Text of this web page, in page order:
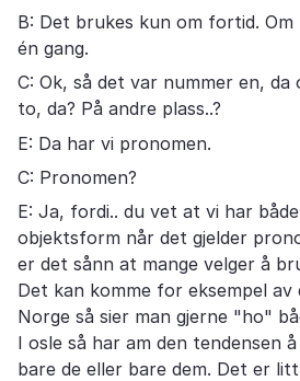
B: Det brukes kun om fortid. Om
én gang.
C: Ok, så det var nummer en, da
to, da? På andre plass..?
E: Da har vi pronomen.
C: Pronomen?
E: Ja, fordi.. du vet at vi har
objektsform når det gjelder
er det sånn at mange velger å
Det kan komme for eksempel av
Norge så sier man gjerne "ho"
I osle så har am den tendensen
bare de eller bare dem. Det er